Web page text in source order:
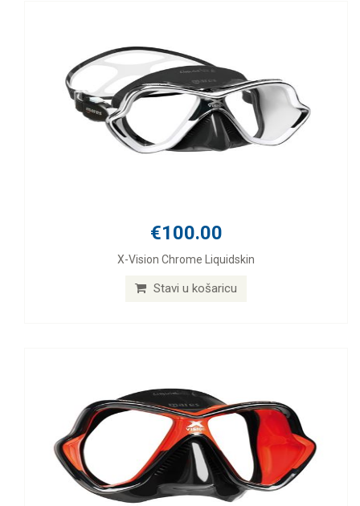
€100.00
X-Vision Chrome Liquidskin
Stavi u košaricu